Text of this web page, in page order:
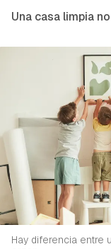
Una casa limpia
Hay diferencia entre